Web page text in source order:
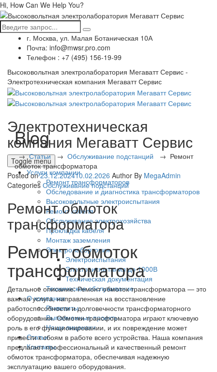
Hi, How Can We Help You?
г. Москва, ул. Малая Ботаническая 10А
Почта: info@mwsr.pro.com
Телефон : +7 (495) 156-19-99
Высоковольтная электролаборатория Мегаватт Сервис -
Электротехническая компания Мегаватт Сервис
Электротехническая
компания Мегаватт Сервис
Toggle menu
Услуги компании
Ремонт трансформаторов
Обследование и диагностика трансформаторов
Высоковольтные электроиспытания
Ремонт кабеля
Обслуживание электрохозяйства
Прокладка кабеля
Монтаж заземления
Электролабортория
Электроиспытания
Электроиспытания до 1000В
Техническая документация
Техническое обслуживание
О компании
Реквизиты
Выполненные проекты
Наши лицензии
Статьи
Контакты
Blog
→Статьи→ Обслуживание подстанций → Ремонт
обмоток трансформатора
Posted on23.12.202410.02.2026 Author By MegaAdmin
Categories Обслуживание подстанций
Ремонт обмоток
трансформатора
Ремонт обмоток
трансформатора
Детальное описание: Ремонт обмоток трансформатора — это
важная услуга, направленная на восстановление
работоспособности и долговечности трансформаторного
оборудования. Обмотки трансформатора играют ключевую
роль в его функционировании, и их повреждение может
привести к сбоям в работе всего устройства. Наша компания
предлагает профессиональный и качественный ремонт
обмоток трансформатора, обеспечивая надежную
эксплуатацию вашего оборудования.